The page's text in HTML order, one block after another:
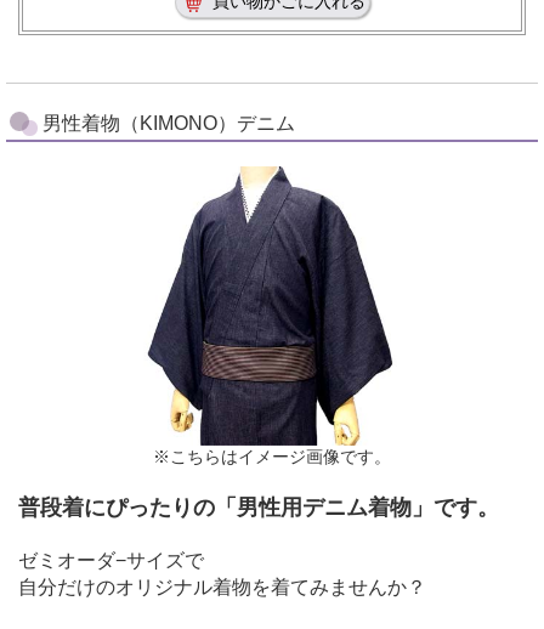
男性着物（KIMONO）デニム
※こちらはイメージ画像です。
普段着にぴったりの「男性用デニム着物」です。
ゼミオーダ−サイズで
自分だけのオリジナル着物を着てみませんか？